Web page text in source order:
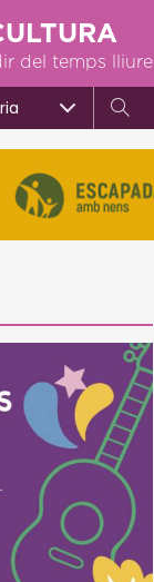
del temps lliure